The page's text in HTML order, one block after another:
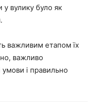
вулику було як
важливим етапом їх
важливо
умови і правильно